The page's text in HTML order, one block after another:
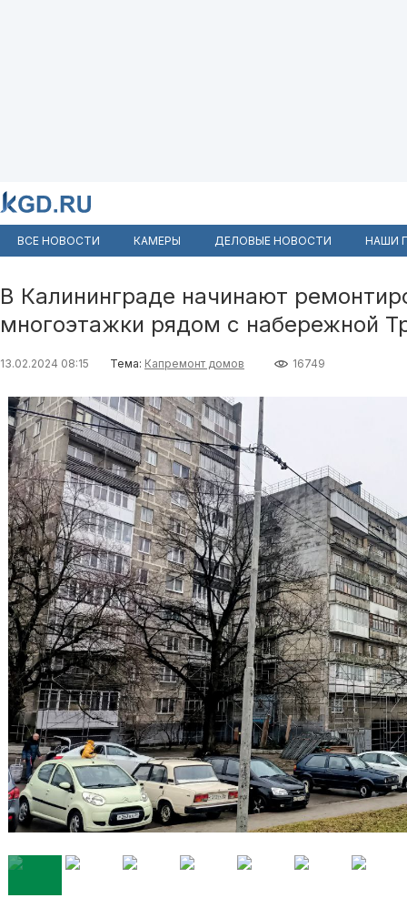
ВСЕ НОВОСТИ КАМЕРЫ ДЕЛОВЫЕ НОВОСТИ НАШИ
В Калининграде начинают
многоэтажки рядом с набережной
13.02.2024 08:15 Тема: Капремонт домов 16749